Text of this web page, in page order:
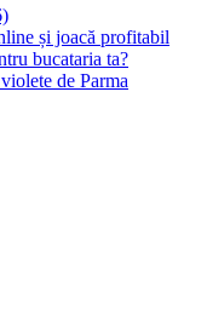
și joacă profitabil
bucataria ta?
de Parma